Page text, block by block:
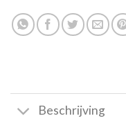
Beschrijving